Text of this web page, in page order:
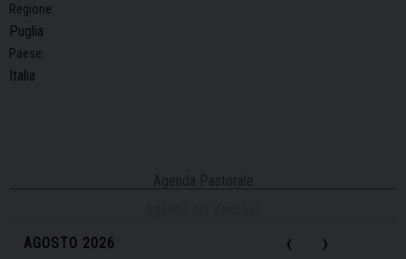
Regione:
Puglia
Paese:
Italia
Agenda Pastorale
‹
AGOSTO 2026 ›